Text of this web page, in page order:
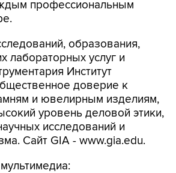
профессиональным
образования,
лабораторных услуг и
Институт
доверие к
и ювелирным изделиям,
уровень деловой этики,
исследований и
Сайт GIA - www.gia.edu.